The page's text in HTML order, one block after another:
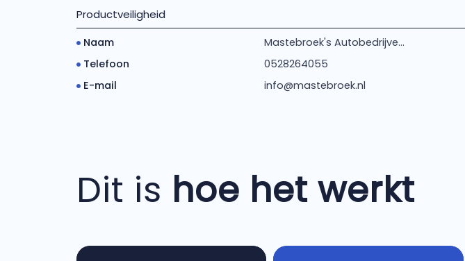
Productveiligheid
Naam Mastebroek's Autobedrijve...
Telefoon
0528264055
E-mail
info@mastebroek.nl
Dit is hoe het werkt